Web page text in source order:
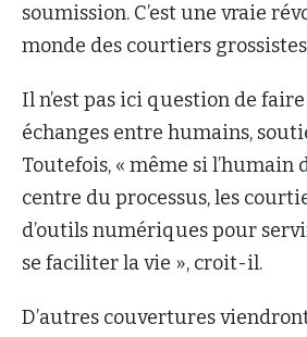
soumission. C’est une vraie
monde des courtiers grossistes
Il n’est pas ici question de
échanges entre humains,
Toutefois, « même si l’humain
centre du processus, les
d’outils numériques pour
se faciliter la vie », croit-il.
D’autres couvertures